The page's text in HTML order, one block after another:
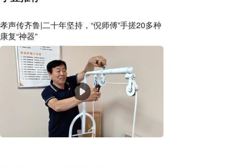
孝声传齐鲁|二十年坚持，“倪师傅”手搓20多种
康复“神器”